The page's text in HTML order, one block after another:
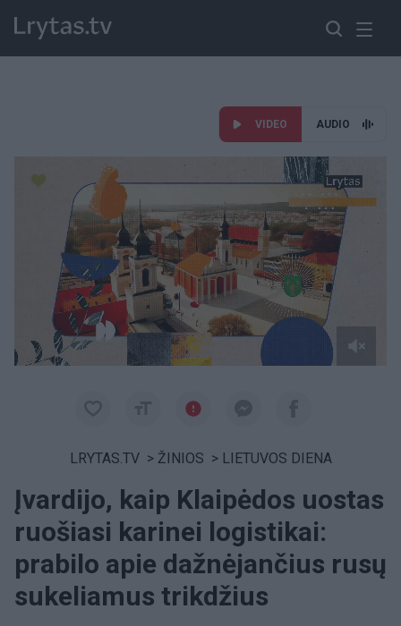
VIDEO AUDIO
Paremkite Ukrainą
LRYTAS.TV > ŽINIOS > LIETUVOS DIENA
Įvardijo, kaip Klaipėdos uostas
ruošiasi karinei logistikai:
prabilo apie dažnėjančius rusų
sukeliamus trikdžius